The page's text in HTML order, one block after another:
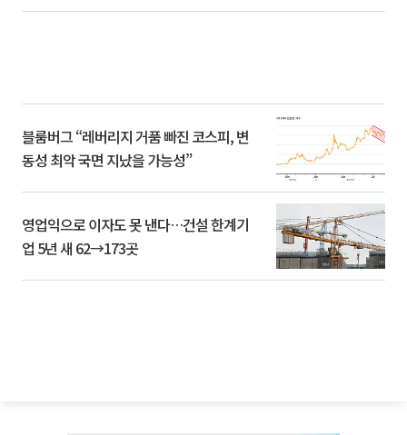
블룸버그 “레버리지 거품 빠진 코스피, 변
동성 최악 국면 지났을 가능성”
영업익으로 이자도 못 낸다…건설 한계기
업 5년 새 62→173곳